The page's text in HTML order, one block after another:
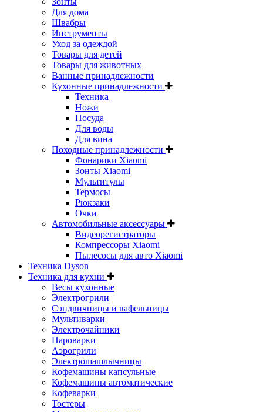
Для дома
Швабры
Инструменты
Уход за одеждой
Товары для детей
Товары для животных
Ванные принадлежности
Кухонные принадлежности
Техника
Ножи
Посуда
Для воды
Для вина
Походные принадлежности
Фонарики Xiaomi
Зонты Xiaomi
Мультитулы
Термосы
Рюкзаки
Очки
Автомобильные аксессуары
Видеорегистраторы
Компрессоры Xiaomi
Пылесосы для авто Xiaomi
Техника Dyson
Техника для кухни
Весы кухонные
Электрогрили
Сэндвичницы и вафельницы
Мультиварки
Электрочайники
Пароварки
Аэрогрили
Электрошашлычницы
Кофемашины капсульные
Кофемашины автоматические
Кофеварки
Тостеры